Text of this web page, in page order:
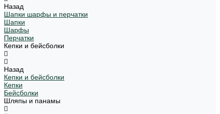
Назад
Шапки шарфы и перчатки
Шапки
Шарфы
Перчатки
Кепки и бейсболки
Назад
Кепки и бейсболки
Кепки
Бейсболки
Шляпы и панамы